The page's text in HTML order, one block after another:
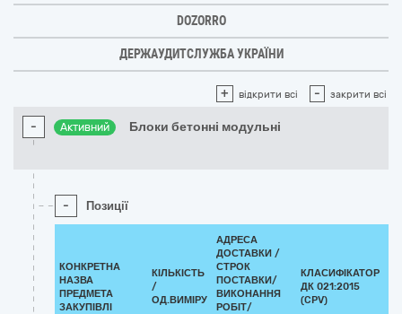
DOZORRO
ДЕРЖАУДИТСЛУЖБА УКРАЇНИ
+ відкрити всі - закрити всі
- Активний Блоки бетонні модульні
- Позиції
КОНКРЕТНА
НАЗВА
ПРЕДМЕТА
ЗАКУПІВЛІ
КІЛЬКІСТЬ
/
ОД.ВИМІРУ
АДРЕСА
ДОСТАВКИ /
СТРОК
ПОСТАВКИ/
ВИКОНАННЯ
РОБІТ/
КЛАСИФІКАТОР
ДК 021:2015
(CPV)